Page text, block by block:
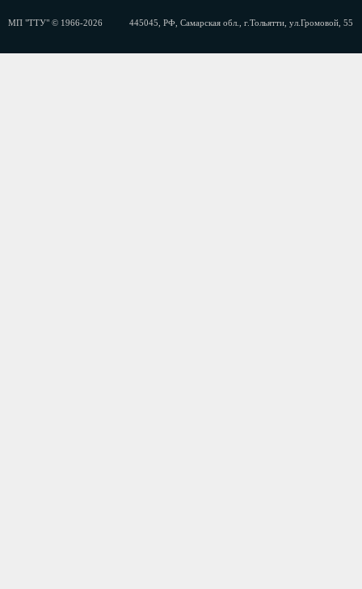
МП "ТТУ" © 1966-2026 445045, РФ, Самарская обл., г.Тольятти, ул.Громовой,